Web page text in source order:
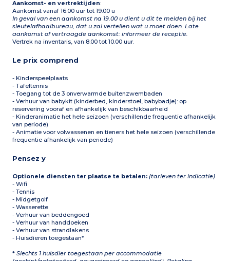
Aankomst- en vertrektijden:
Aankomst vanaf 16.00 uur tot 19.00 u
In geval van een aankomst na 19.00 u dient u dit te melden bij het
sleutelafhaalbureau, dat u zal vertellen wat u moet doen. Late
aankomst of vertraagde aankomst: informeer de receptie.
Vertrek na inventaris, van 8.00 tot 10.00 uur.
Le prix comprend
- Kinderspeelplaats
- Tafeltennis
- Toegang tot de 3 onverwarmde buitenzwembaden
- Verhuur van babykit (kinderbed, kinderstoel, babybadje): op
reservering vooraf en afhankelijk van beschikbaarheid
- Kinderanimatie het hele seizoen (verschillende frequentie afhankelijk
van periode)
- Animatie voor volwassenen en tieners het hele seizoen (verschillende
frequentie afhankelijk van periode)
Pensez y
Optionele diensten ter plaatse te betalen: (tarieven ter indicatie)
- Wifi
- Tennis
- Midgetgolf
- Wasserette
- Verhuur van beddengoed
- Verhuur van handdoeken
- Verhuur van strandlakens
- Huisdieren toegestaan*
*Slechts 1 huisdier toegestaan per accommodatie